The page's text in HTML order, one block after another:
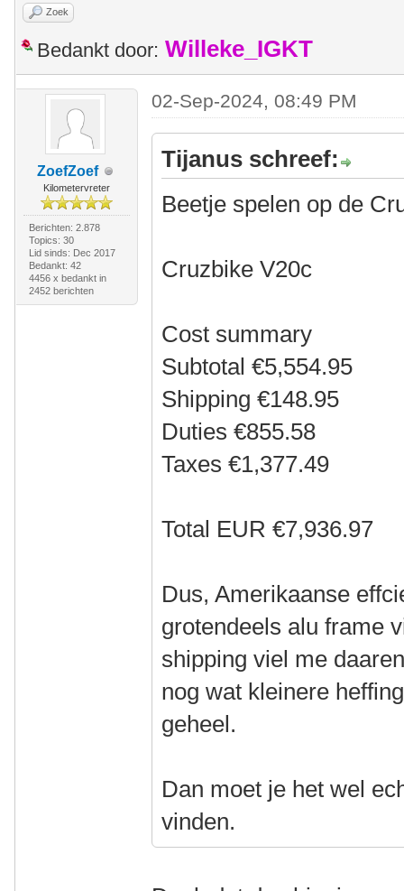
Zoek
Bedankt door: Willeke_IGKT
ZoefZoef
Kilometervreter
Berichten: 2.878
Topics: 30
Lid sinds: Dec 2017
Bedankt: 42
4456 x bedankt in
2452 berichten
02-Sep-2024, 08:49 PM
Tijanus schreef:
Beetje spelen op de
Cruzbike V20c
Cost summary
Subtotal €5,554.95
Shipping €148.95
Duties €855.58
Taxes €1,377.49
Total EUR €7,936.97
Dus, Amerikaanse
grotendeels alu frame
shipping viel me
nog wat kleinere
geheel.
Dan moet je het wel
vinden.